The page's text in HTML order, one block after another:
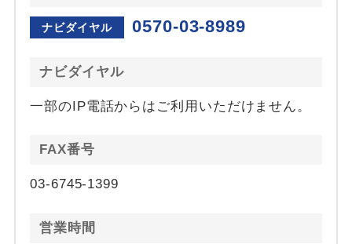
ナビダイヤル 0570-03-8989
ナビダイヤル
一部のIP電話からはご利用いただけません。
FAX番号
03-6745-1399
営業時間